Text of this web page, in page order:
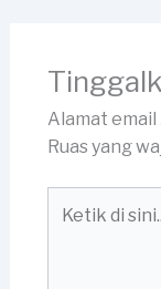
Alamat
Ruas yang